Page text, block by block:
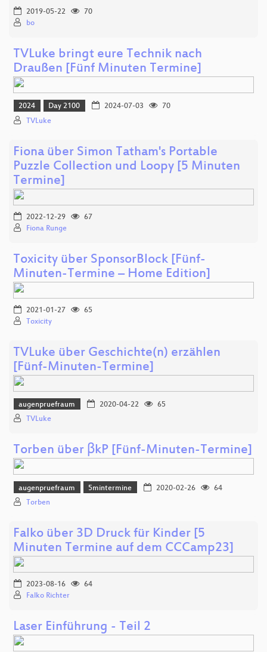
2019-05-22
70
bo
TVLuke bringt eure Technik nach
Draußen [Fünf Minuten Termine]
2024 Day 2100 2024-07-03
70
TVLuke
Fiona über Simon Tatham's Portable
Puzzle Collection und Loopy [5 Minuten
Termine]
2022-12-29
67
Fiona Runge
Toxicity über SponsorBlock [Fünf-
Minuten-Termine – Home Edition]
2021-01-27
65
Toxicity
TVLuke über Geschichte(n) erzählen
[Fünf-Minuten-Termine]
augenpruefraum 2020-04-22
65
TVLuke
Torben über βkP [Fünf-Minuten-Termine]
augenpruefraum 5mintermine 2020-02-26
64
Torben
Falko über 3D Druck für Kinder [5
Minuten Termine auf dem CCCamp23]
2023-08-16
64
Falko Richter
Laser Einführung - Teil 2